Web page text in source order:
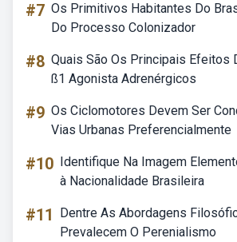
#7 Os Primitivos Habitantes Do
Do Processo Colonizador
#8 Quais São Os Principais Efeitos
ß1 Agonista Adrenérgicos
#9 Os Ciclomotores Devem Ser
Vias Urbanas Preferencialmente
#10 Identifique Na Imagem
à Nacionalidade Brasileira
#11
Dentre As Abordagens
Prevalecem O Perenialismo